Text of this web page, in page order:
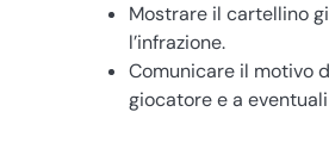
Mostrare il cartellino
l’infrazione.
Comunicare il motivo
giocatore e a